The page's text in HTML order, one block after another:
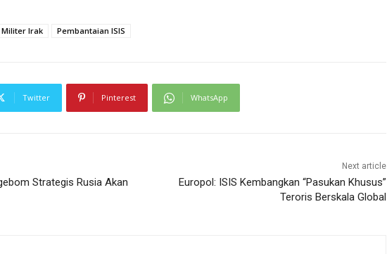
Militer Irak Pembantaian ISIS
Twitter Pinterest WhatsApp
Strategis Rusia Akan
Next article
Europol: ISIS Kembangkan “Pasukan Khusus”
Teroris Berskala Global